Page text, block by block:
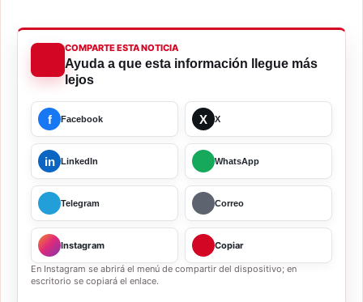
COMPARTE ESTA NOTICIA
Ayuda a que esta información llegue más
lejos
f Facebook X X
in LinkedIn WhatsApp
Telegram Correo
Instagram Copiar
En Instagram se abrirá el menú de compartir del dispositivo; en
escritorio se copiará el enlace.